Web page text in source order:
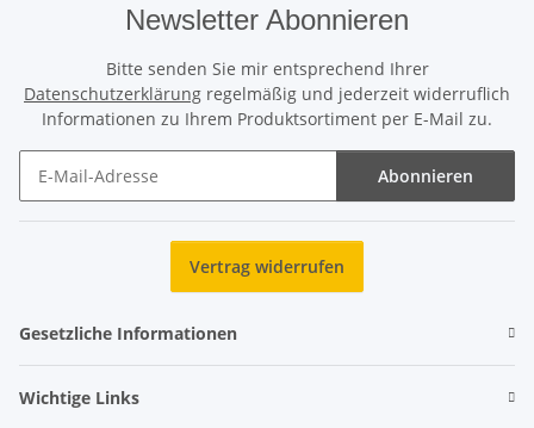
Newsletter Abonnieren
Bitte senden Sie mir entsprechend Ihrer
Datenschutzerklärung regelmäßig und jederzeit widerruflich
Informationen zu Ihrem Produktsortiment per E-Mail zu.
Abonnieren
Vertrag widerrufen
Gesetzliche Informationen
Wichtige Links